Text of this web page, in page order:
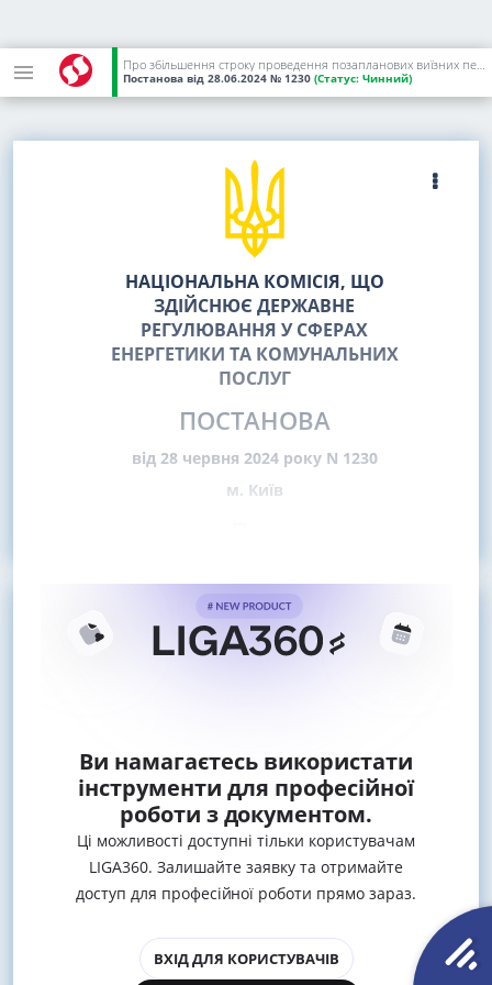
Про збільшення строку проведення позапланових виїзних перевірок ТОВ "КИЇВОБЛГАЗ ЗБУТ"
Постанова від 28.06.2024 № 1230 (Статус: Чинний)
НАЦІОНАЛЬНА КОМІСІЯ, ЩО
ЗДІЙСНЮЄ ДЕРЖАВНЕ
РЕГУЛЮВАННЯ У СФЕРАХ
ЕНЕРГЕТИКИ ТА КОМУНАЛЬНИХ
ПОСЛУГ
ПОСТАНОВА
від 28 червня 2024 року N 1230
м. Київ
Ви намагаєтесь використати
інструменти для професійної
роботи з документом.
Ці можливості доступні тільки користувачам
LIGA360. Залишайте заявку та отримайте
доступ для професійної роботи прямо зараз.
ВХІД ДЛЯ КОРИСТУВАЧІВ